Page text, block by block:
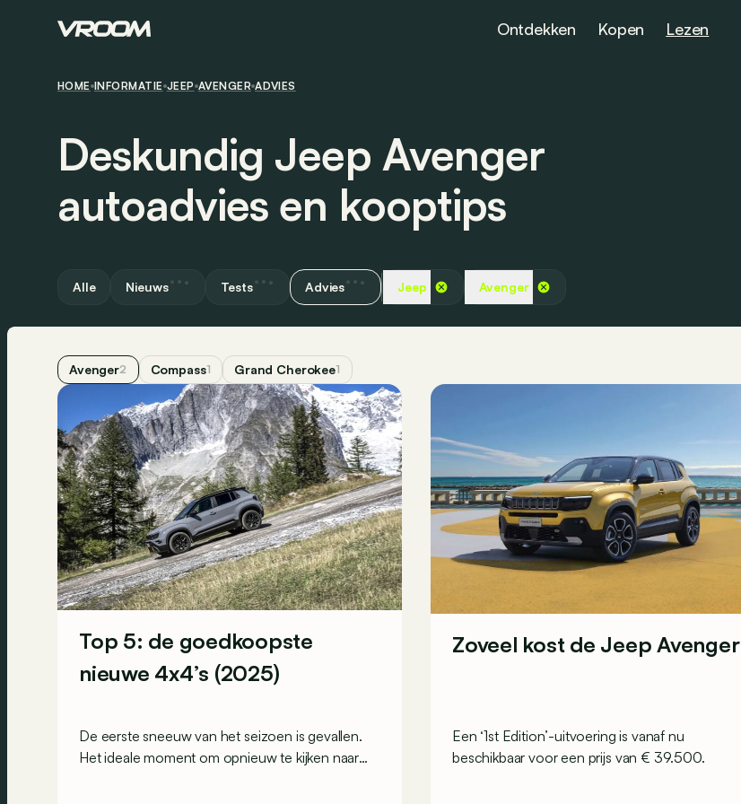
Ontdekken Kopen Lezen
HOME INFORMATIE JEEP AVENGER ADVIES
Deskundig Jeep Avenger
autoadvies en kooptips
Alle Nieuws Tests Advies Jeep Avenger
Avenger2 Compass1 Grand Cherokee1
Top 5: de goedkoopste
nieuwe 4x4’s (2025)
De eerste sneeuw van het seizoen is gevallen.
Het ideale moment om opnieuw te kijken naar
Zoveel kost de Jeep Avenger
Een ‘1st Edition’-uitvoering is vanaf nu
beschikbaar voor een prijs van € 39.500.